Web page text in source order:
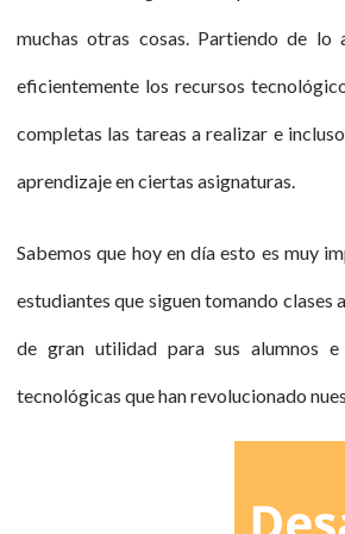
muchas otras cosas. Partiendo de lo
eficientemente los recursos
completas las tareas a realizar e
aprendizaje en ciertas asignaturas.
Sabemos que hoy en día esto es muy
estudiantes que siguen tomando clases
de gran utilidad para sus alumnos e
tecnológicas que han revolucionado